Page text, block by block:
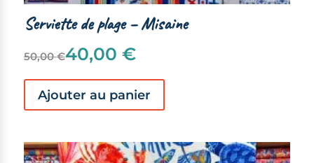
Serviette de plage – Misaine
50,00€
Le
prix
était :
50,00 €.
40,00 €Le
prix
est :
40,00 €.
Ajouter au panier